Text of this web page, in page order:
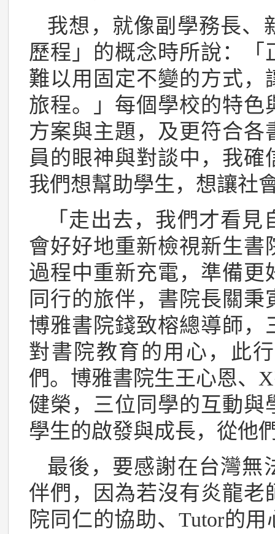
我想，就像副學務長、
歷程」的概念時所說：
難以用固定不變的方式
旅程。」每個學校的特
方案與主題，及更符合
員的眼神與對談中，我
我們想幫助學生，想讓社
「走出去，我們才看
會好好地重新檢視新生
過程中重新充電，準備
同行的旅伴，書院長關
博雅書院錢致榕總導師
對書院教育的用心，此
們。博雅書院生王心恩、
健榮，三位同學的互動
學生的啟發與成長，從他
最後，要感謝在台灣無
伴們，因為若沒有炎龍
院同仁的協助、Tutor的